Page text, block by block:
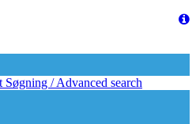
Søgning / Advanced search